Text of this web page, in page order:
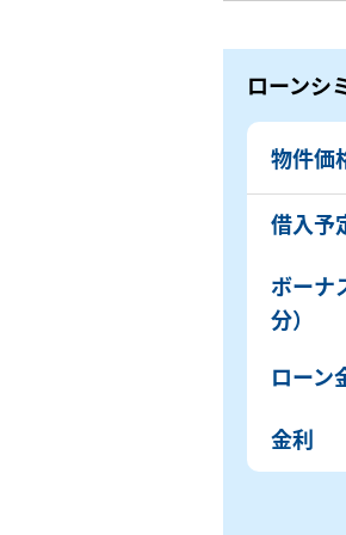
ローンシ
物件価
借入予
ボーナ
分）
ローン
金利